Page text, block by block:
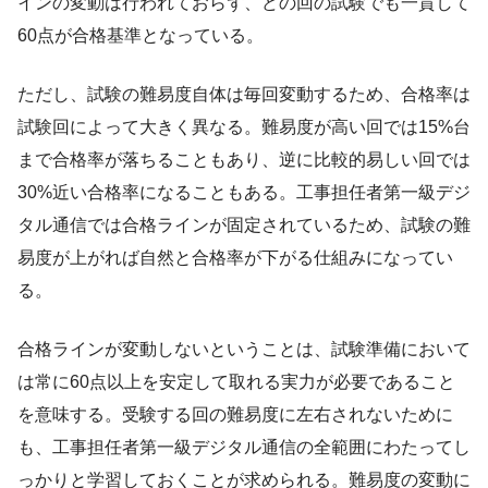
60点が合格基準となっている。
ただし、試験の難易度自体は毎回変動するため、合格率は
試験回によって大きく異なる。難易度が高い回では15%台
まで合格率が落ちることもあり、逆に比較的易しい回では
30%近い合格率になることもある。工事担任者第一級デジ
タル通信では合格ラインが固定されているため、試験の難
易度が上がれば自然と合格率が下がる仕組みになってい
る。
合格ラインが変動しないということは、試験準備において
は常に60点以上を安定して取れる実力が必要であること
を意味する。受験する回の難易度に左右されないために
も、工事担任者第一級デジタル通信の全範囲にわたってし
っかりと学習しておくことが求められる。難易度の変動に